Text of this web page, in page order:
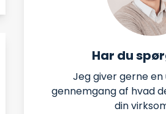
Har du
Jeg giver gerne
gennemgang af hvad
din